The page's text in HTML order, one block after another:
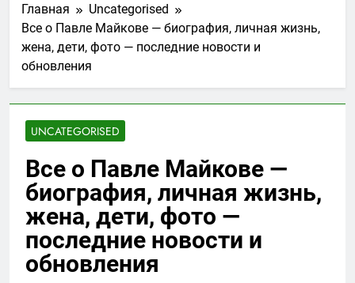
Главная
Uncategorised
Все о Павле Майкове — биография, личная жизнь,
жена, дети, фото — последние новости и
обновления
UNCATEGORISED
Все о Павле Майкове —
биография, личная жизнь,
жена, дети, фото —
последние новости и
обновления